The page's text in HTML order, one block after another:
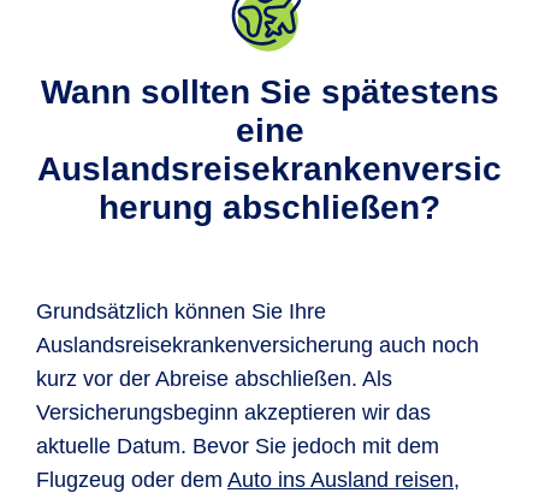
Wann sollten Sie spätestens
eine
Auslandsreisekrankenversic
herung abschließen?
Grundsätzlich können Sie Ihre
Auslandsreisekrankenversicherung auch noch
kurz vor der Abreise abschließen. Als
Versicherungsbeginn akzeptieren wir das
aktuelle Datum. Bevor Sie jedoch mit dem
Flugzeug oder dem Auto ins Ausland reisen,